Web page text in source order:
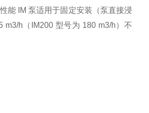
能 IM 泵适用于固定安装（泵直接浸
h（IM200 型号为 180 m3/h）不